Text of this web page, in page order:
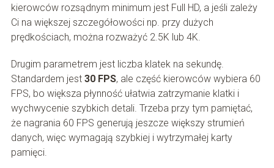
kierowców rozsądnym minimum jest Full HD, a jeśli zależy
Ci na większej szczegółowości np. przy dużych
prędkościach, można rozważyć 2.5K lub 4K.
Drugim parametrem jest liczba klatek na sekundę.
Standardem jest 30 FPS, ale część kierowców wybiera 60
FPS, bo większa płynność ułatwia zatrzymanie klatki i
wychwycenie szybkich detali. Trzeba przy tym pamiętać,
że nagrania 60 FPS generują jeszcze większy strumień
danych, więc wymagają szybkiej i wytrzymałej karty
pamięci.